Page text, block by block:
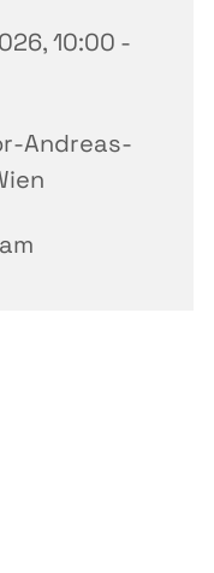
10:00 -
Andreas-